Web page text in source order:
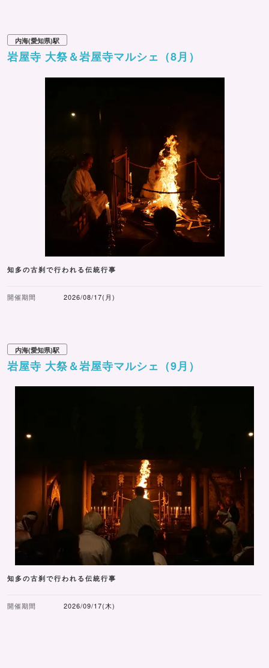
内海(愛知県)駅
岩屋寺 大祭＆岩屋寺マルシェ（8月）
知多の古刹で行われる伝統行事
開催期間 2026/08/17(月)
内海(愛知県)駅
岩屋寺 大祭＆岩屋寺マルシェ（9月）
知多の古刹で行われる伝統行事
開催期間 2026/09/17(木)